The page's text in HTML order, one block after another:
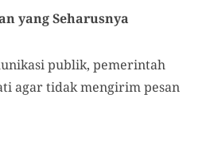
yang Seharusnya
publik, pemerintah
agar tidak mengirim pesan